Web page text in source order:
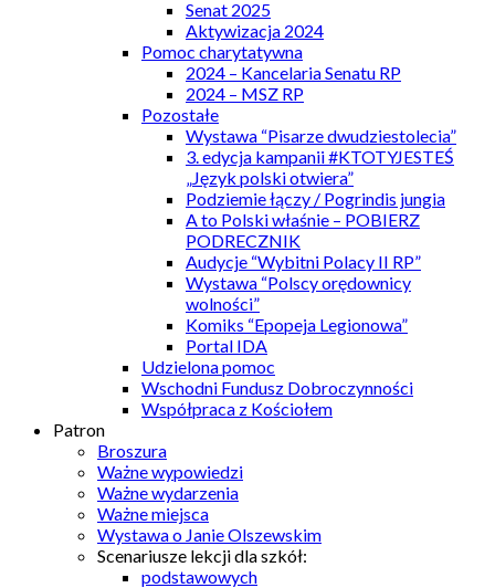
Senat 2025
Aktywizacja 2024
Pomoc charytatywna
2024 – Kancelaria Senatu RP
2024 – MSZ RP
Pozostałe
Wystawa “Pisarze dwudziestolecia”
3. edycja kampanii #KTOTYJESTEŚ
„Język polski otwiera”
Podziemie łączy / Pogrindis jungia
A to Polski właśnie – POBIERZ
PODRECZNIK
Audycje “Wybitni Polacy II RP”
Wystawa “Polscy orędownicy
wolności”
Komiks “Epopeja Legionowa”
Portal IDA
Udzielona pomoc
Wschodni Fundusz Dobroczynności
Współpraca z Kościołem
Patron
Broszura
Ważne wypowiedzi
Ważne wydarzenia
Ważne miejsca
Wystawa o Janie Olszewskim
Scenariusze lekcji dla szkół:
podstawowych